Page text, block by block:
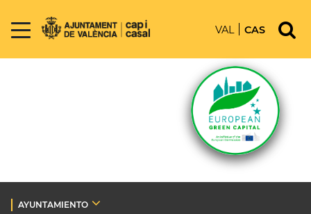
VAL CAS
AYUNTAMIENTO